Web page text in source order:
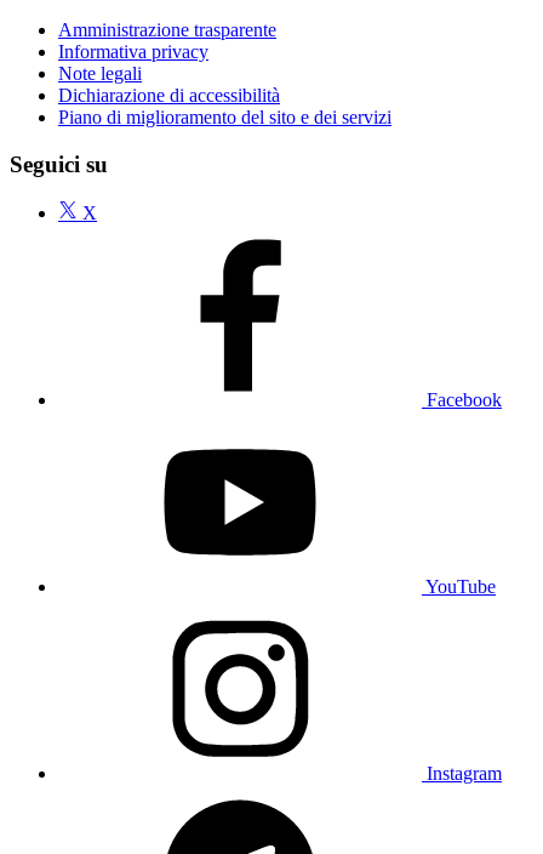
Amministrazione trasparente
Informativa privacy
Note legali
Dichiarazione di accessibilità
Piano di miglioramento del sito e dei servizi
Seguici su
X
Facebook
YouTube
Instagram